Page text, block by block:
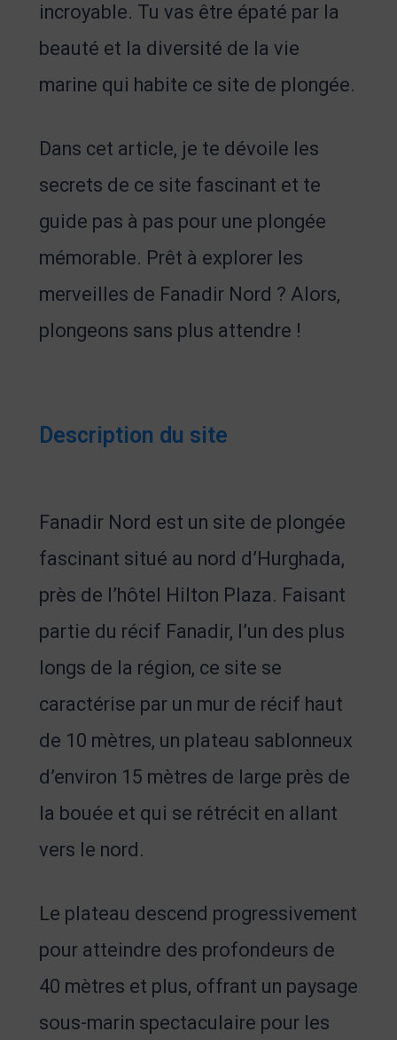
incroyable. Tu vas être épaté par la
beauté et la diversité de la vie
marine qui habite ce site de plongée.
Dans cet article, je te dévoile les
secrets de ce site fascinant et te
guide pas à pas pour une plongée
mémorable. Prêt à explorer les
merveilles de Fanadir Nord ? Alors,
plongeons sans plus attendre !
Description du site
Fanadir Nord est un site de plongée
fascinant situé au nord d’Hurghada,
près de l’hôtel Hilton Plaza. Faisant
partie du récif Fanadir, l’un des plus
longs de la région, ce site se
caractérise par un mur de récif haut
de 10 mètres, un plateau sablonneux
d’environ 15 mètres de large près de
la bouée et qui se rétrécit en allant
vers le nord.
Le plateau descend progressivement
pour atteindre des profondeurs de
40 mètres et plus, offrant un paysage
sous-marin spectaculaire pour les